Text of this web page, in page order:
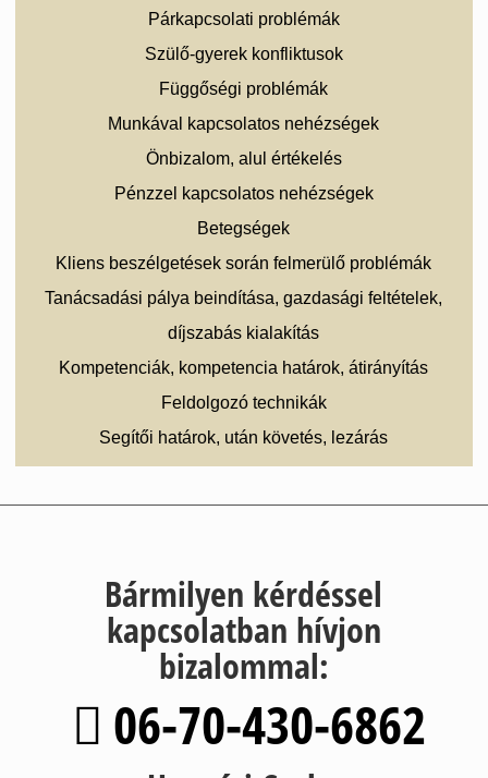
Párkapcsolati problémák
Szülő-gyerek konfliktusok
Függőségi problémák
Munkával kapcsolatos nehézségek
Önbizalom, alul értékelés
Pénzzel kapcsolatos nehézségek
Betegségek
Kliens beszélgetések során felmerülő problémák
Tanácsadási pálya beindítása, gazdasági feltételek,
díjszabás kialakítás
Kompetenciák, kompetencia határok, átirányítás
Feldolgozó technikák
Segítői határok, után követés, lezárás
Bármilyen kérdéssel
kapcsolatban hívjon
bizalommal:
06-70-430-6862